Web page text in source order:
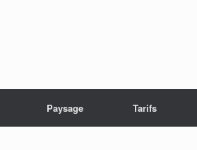
Paysage Tarifs